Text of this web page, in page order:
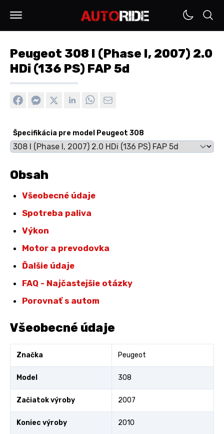
Peugeot 308 I (Phase I, 2007) 2.0
HDi (136 PS) FAP 5d
Špecifikácia pre model Peugeot 308
Obsah
Všeobecné údaje
Spotreba paliva
Výkon
Motor a prevodovka
Ďalšie údaje
FAQ - Najčastejšie otázky
Porovnať s autom
Všeobecné údaje
Značka Peugeot
Model 308
Začiatok výroby 2007
Koniec výroby 2010